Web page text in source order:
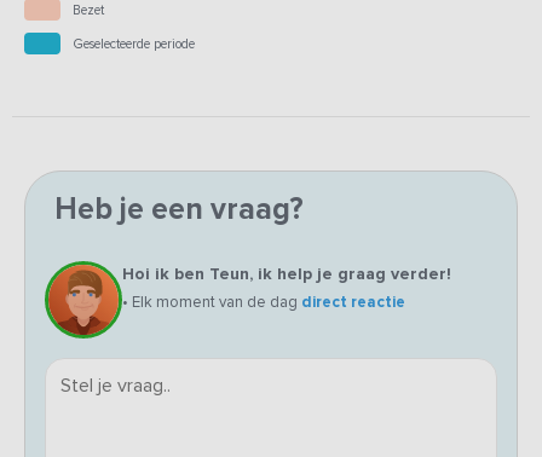
Bezet
Geselecteerde periode
Heb je een vraag?
Hoi ik ben Teun, ik help je graag verder!
• Elk moment van de dag direct reactie